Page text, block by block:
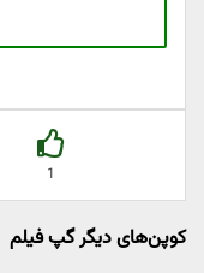
1
کوپن‌های دیگر گپ فیلم